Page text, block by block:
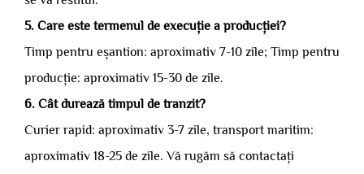
5. Care este termenul de execuție a producției?
Timp pentru eșantion: aproximativ 7-10 zile; Timp pentru
producție: aproximativ 15-30 de zile.
6. Cât durează timpul de tranzit?
Curier rapid: aproximativ 3-7 zile, transport maritim:
aproximativ 18-25 de zile. Vă rugăm să contactați